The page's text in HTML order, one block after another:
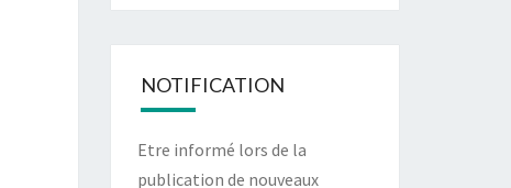
NOTIFICATION
Etre informé lors de la
publication de nouveaux